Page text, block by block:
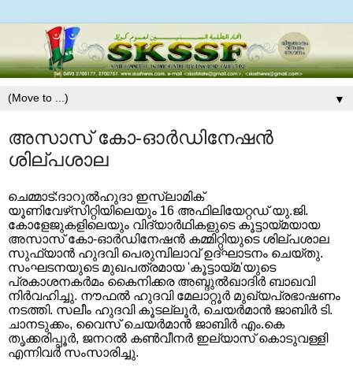
▼
അസാസ് കോ-ഓര്‍ഡിനേഷന്‍
ശില്‌പശാല
ചെമ്മാട്:ദാറുല്‍ഹുദാ ഇസ്‌ലാമിക്
യൂണിവേഴ്‌സിറ്റിയിലെയും 16 അഫിലിയേറ്റഡ് യു.ജി.
കോളേജുകളിലെയും വിദ്യാര്‍ഥികളുടെ കൂട്ടായ്മയായ
അസാസ് കോ-ഓര്‍ഡിനേഷന്‍ കമ്മിറ്റിയുടെ ശില്പശാല
സുഫ്‌യാന്‍ ഹുദവി പെരുമ്പിലാവ് ഉദ്ഘാടനം ചെയ്തു.
സംഘടനയുടെ മുഖപത്രമായ 'കൂട്ടായ്മ'യുടെ
പ്രകാശനകര്‍മം കൈനിക്കര അബ്ദുല്‍ഖാദിര്‍ ബാഖവി
നിര്‍വഹിച്ചു. നൗഫല്‍ ഹുദവി മേലാറ്റൂര്‍ മുഖ്യപ്രഭാഷണം
നടത്തി. സലീം ഹുദവി കൂടല്ലൂര്‍, ചെയര്‍മാന്‍ ജാബിര്‍ ടി.
ചാനടുക്കം, വൈസ് ചെയര്‍മാന്‍ ജാബിര്‍ എം.കെ
തൃക്കരിപ്പൂര്‍, ജനറല്‍ കണ്‍വീനര്‍ ഇല്യാസ് കൊടുവള്ളി
എന്നിവര്‍ സംസാരിച്ചു.